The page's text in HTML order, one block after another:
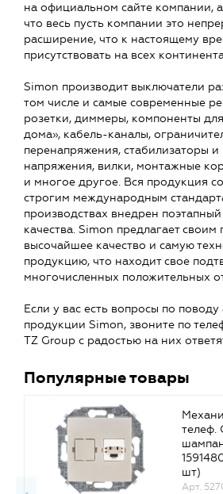
на официальном сайте компании,
что весь пусть компании это
расширение, что к настоящему
присутствовать на всех
Simon производит выключатели
том числе и самые современные
розетки, диммеры, компоненты
дома», кабель-каналы,
перенапряжения, стабилизаторы и
напряжения, вилки, монтажные
и многое другое. Вся продукция
строгим международным
производствах внедрен
качества. Simon предлагает своим
высочайшее качество и самую
продукцию, что находит свое
многочисленных положительных
Если у вас есть вопросы по поводу
продукции Simon, звоните по
TZ Group с радостью на них
Популярные товары
телеф.
шт)
Арт.